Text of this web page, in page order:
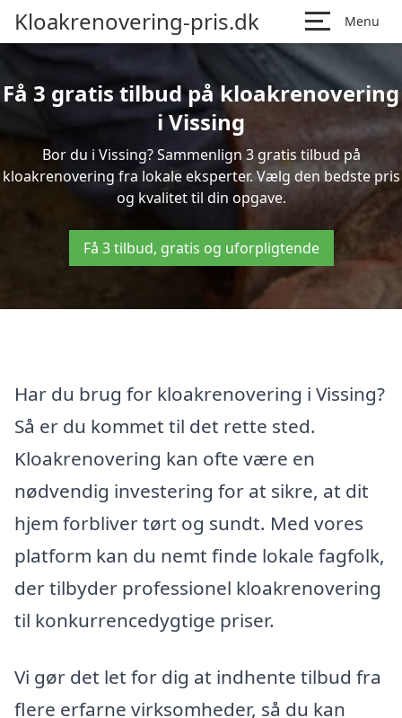
Kloakrenovering-pris.dk Menu
Få 3 gratis tilbud på kloakrenovering
i Vissing
Bor du i Vissing? Sammenlign 3 gratis tilbud på
kloakrenovering fra lokale eksperter. Vælg den bedste pris
og kvalitet til din opgave.
Få 3 tilbud, gratis og uforpligtende
Har du brug for kloakrenovering i Vissing?
Så er du kommet til det rette sted.
Kloakrenovering kan ofte være en
nødvendig investering for at sikre, at dit
hjem forbliver tørt og sundt. Med vores
platform kan du nemt finde lokale fagfolk,
der tilbyder professionel kloakrenovering
til konkurrencedygtige priser.
Vi gør det let for dig at indhente tilbud fra
flere erfarne virksomheder, så du kan